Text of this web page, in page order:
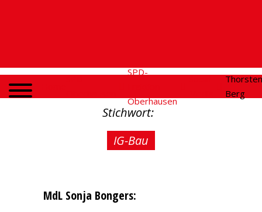
SPD-
Oberhausen
Thorsten
Berg
Stichwort:
IG-Bau
MdL Sonja Bongers: